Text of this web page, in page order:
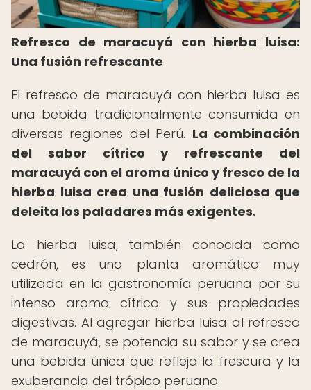
Refresco de maracuyá con hierba luisa:
Una fusión refrescante
El refresco de maracuyá con hierba luisa es
una bebida tradicionalmente consumida en
diversas regiones del Perú. La combinación
del sabor cítrico y refrescante del
maracuyá con el aroma único y fresco de la
hierba luisa crea una fusión deliciosa que
deleita los paladares más exigentes.
La hierba luisa, también conocida como
cedrón, es una planta aromática muy
utilizada en la gastronomía peruana por su
intenso aroma cítrico y sus propiedades
digestivas. Al agregar hierba luisa al refresco
de maracuyá, se potencia su sabor y se crea
una bebida única que refleja la frescura y la
exuberancia del trópico peruano.